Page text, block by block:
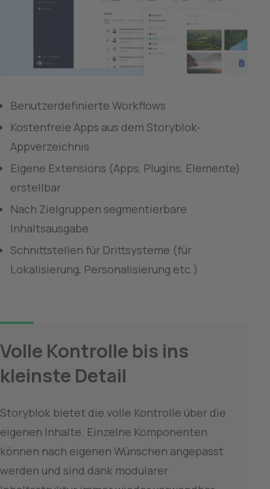
Benutzerdefinierte Workflows
Kostenfreie Apps aus dem Storyblok-
Appverzeichnis
Eigene Extensions (Apps, Plugins, Elemente)
erstellbar
Nach Zielgruppen segmentierbare
Inhaltsausgabe
Schnittstellen für Drittsysteme (für
Lokalisierung, Personalisierung etc.)
Volle Kontrolle bis ins
kleinste Detail
Storyblok bietet die volle Kontrolle über die
eigenen Inhalte. Einzelne Komponenten
können nach eigenen Wünschen angepasst
werden und sind dank modularer